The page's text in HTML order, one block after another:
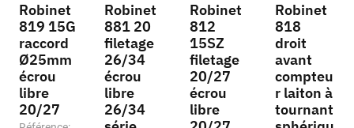
Robinet
819 15G
raccord
Ø25mm
écrou
libre
20/27
Robinet
881 20
filetage
26/34
écrou
libre
26/34
Robinet
812
15SZ
filetage
20/27
écrou
libre
Robinet
818
droit
avant
compteu
r laiton à
tournant